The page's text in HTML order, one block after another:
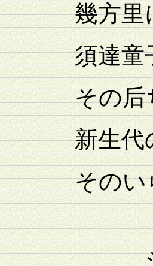
幾方里にわ
須達童子は
その后ち
新生代の
そのいらだ
シグナ